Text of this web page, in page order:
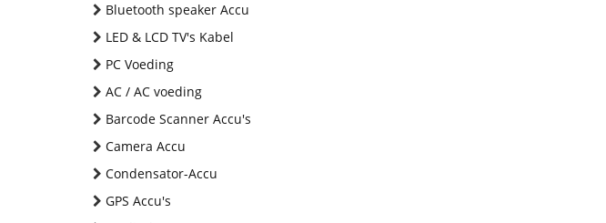
Bluetooth speaker Accu
LED & LCD TV's Kabel
PC Voeding
AC / AC voeding
Barcode Scanner Accu's
Camera Accu
Condensator-Accu
GPS Accu's